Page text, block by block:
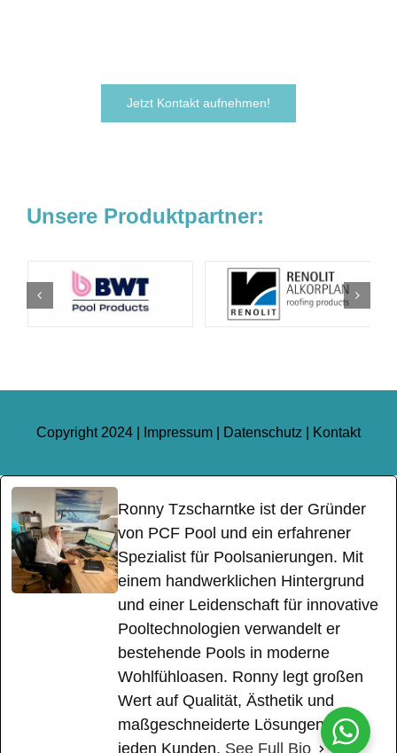
Jetzt Kontakt aufnehmen!
Unsere Produktpartner:
Copyright 2024 | Impressum Datenschutz Kontakt
Ronny Tzscharntke ist der Gründer
von PCF Pool und ein erfahrener
Spezialist für Poolsanierungen. Mit
einem handwerklichen Hintergrund
und einer Leidenschaft für innovative
Pooltechnologien verwandelt er
bestehende Pools in moderne
Wohlfühloasen. Ronny legt großen
Wert auf Qualität, Ästhetik und
maßgeschneiderte Lösungen für
jeden Kunden. See Full Bio